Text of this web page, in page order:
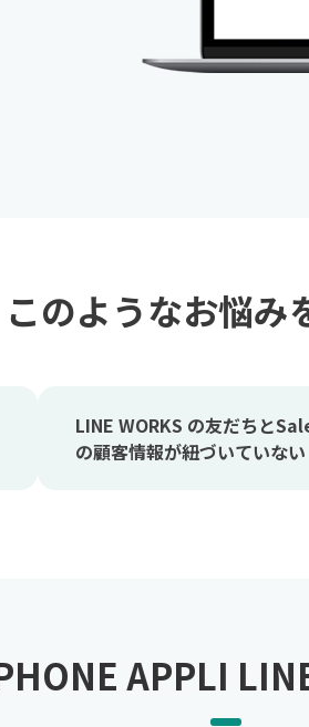
このようなお悩み
LINE WORKS の友だちと
の顧客情報が紐づいていない
APPLI